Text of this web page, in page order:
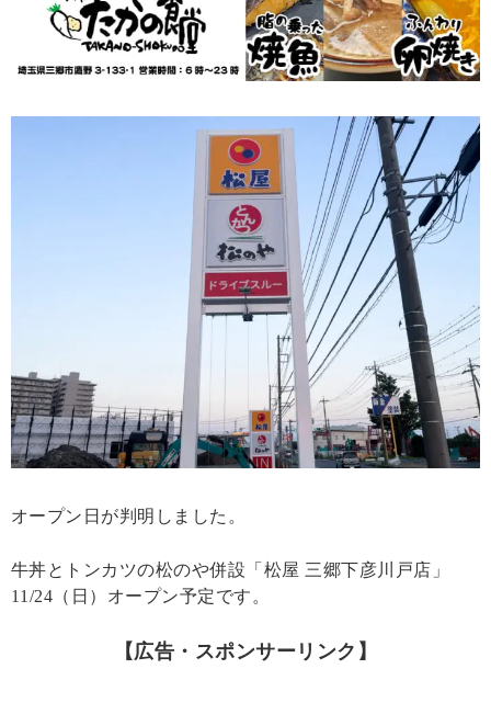
オープン日が判明しました。
牛丼とトンカツの松のや併設「松屋 三郷下彦川戸店」
11/24（日）オープン予定です。
【広告・スポンサーリンク】